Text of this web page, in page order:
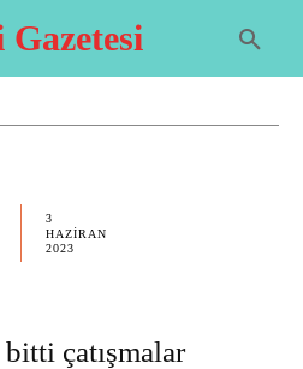
Gazetesi
3
HAZIRAN
2023
bitti çatışmalar